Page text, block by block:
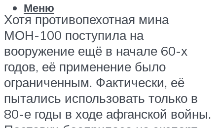
Меню
Хотя противопехотная мина
МОН-100 поступила на
вооружение ещё в начале 60-х
годов, её применение было
ограниченным. Фактически, её
пытались использовать только в
80-е годы в ходе афганской войны.